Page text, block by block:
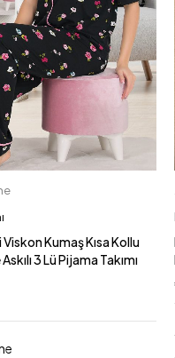
Kumaş Kısa Kollu
3 Lü Pijama Takımı